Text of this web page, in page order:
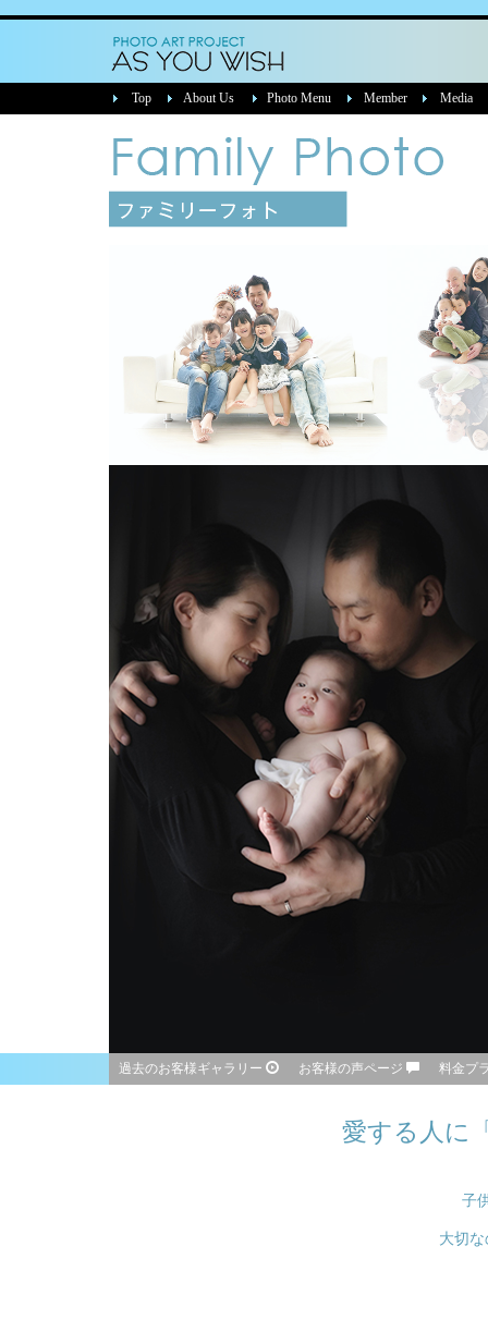
Top About Us Photo Menu Member Media
過去のお客様ギャラリー お客様の声ページ 料金プ
愛する人に
子
大切